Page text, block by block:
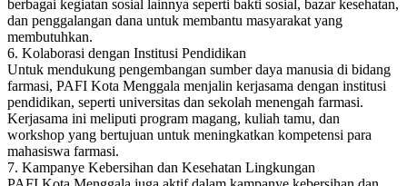
berbagai kegiatan sosial lainnya seperti bakti sosial, bazar kesehatan,
dan penggalangan dana untuk membantu masyarakat yang
membutuhkan.
6. Kolaborasi dengan Institusi Pendidikan
Untuk mendukung pengembangan sumber daya manusia di bidang
farmasi, PAFI Kota Menggala menjalin kerjasama dengan institusi
pendidikan, seperti universitas dan sekolah menengah farmasi.
Kerjasama ini meliputi program magang, kuliah tamu, dan
workshop yang bertujuan untuk meningkatkan kompetensi para
mahasiswa farmasi.
7. Kampanye Kebersihan dan Kesehatan Lingkungan